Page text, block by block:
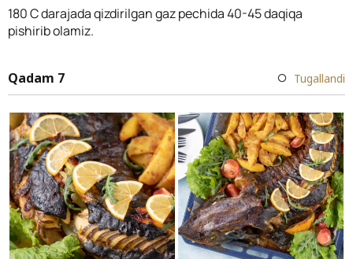
180 C darajada qizdirilgan gaz pechida 40-45 daqiqa
pishirib olamiz.
Qadam 7 Tugallandi